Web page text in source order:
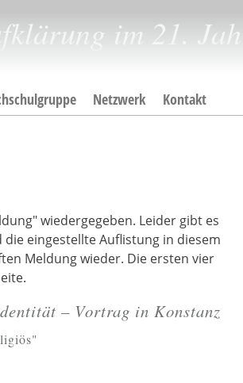
im 21.
Netzwerk Kontakt
wiedergegeben. Leider gibt es
eingestellte Auflistung in diesem
Meldung wieder. Die ersten vier
– Vortrag in Konstanz